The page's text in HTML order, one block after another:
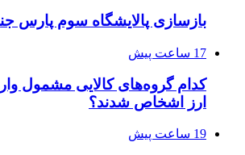
بازسازی پالایشگاه سوم پارس
17 ساعت پیش
کدام گروه‌های کالایی مشمول
ارز اشخاص شدند؟
19 ساعت پیش